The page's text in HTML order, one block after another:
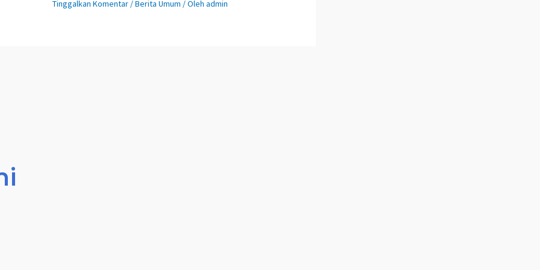
Tinggalkan Komentar /Berita Umum / Oleh admin